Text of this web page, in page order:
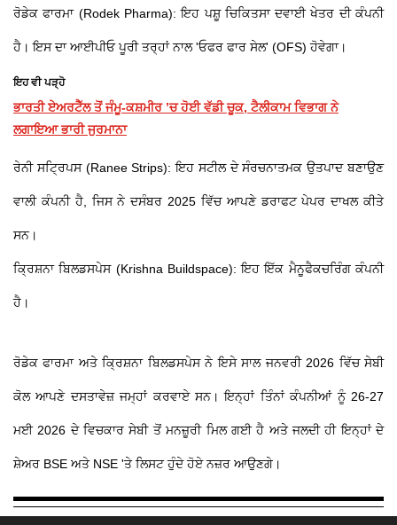
ਰੋਡੇਕ ਫਾਰਮਾ (Rodek Pharma): ਇਹ ਪਸ਼ੂ ਚਿਕਿਤਸਾ ਦਵਾਈ ਖੇਤਰ ਦੀ ਕੰਪਨੀ
ਹੈ। ਇਸ ਦਾ ਆਈਪੀਓ ਪੂਰੀ ਤਰ੍ਹਾਂ ਨਾਲ 'ਓਫਰ ਫਾਰ ਸੇਲ' (OFS) ਹੋਵੇਗਾ।
ਇਹ ਵੀ ਪੜ੍ਹੋ
ਭਾਰਤੀ ਏਅਰਟੈੱਲ ਤੋਂ ਜੰਮੂ-ਕਸ਼ਮੀਰ ’ਚ ਹੋਈ ਵੱਡੀ ਚੂਕ, ਟੈਲੀਕਾਮ ਵਿਭਾਗ ਨੇ
ਲਗਾਇਆ ਭਾਰੀ ਜੁਰਮਾਨਾ
ਰੇਨੀ ਸਟ੍ਰਿਪਸ (Ranee Strips): ਇਹ ਸਟੀਲ ਦੇ ਸੰਰਚਨਾਤਮਕ ਉਤਪਾਦ ਬਣਾਉਣ
ਵਾਲੀ ਕੰਪਨੀ ਹੈ, ਜਿਸ ਨੇ ਦਸੰਬਰ 2025 ਵਿੱਚ ਆਪਣੇ ਡਰਾਫਟ ਪੇਪਰ ਦਾਖਲ ਕੀਤੇ
ਸਨ।
ਕ੍ਰਿਸ਼ਨਾ ਬਿਲਡਸਪੇਸ (Krishna Buildspace): ਇਹ ਇੱਕ ਮੈਨੂਫੈਕਚਰਿੰਗ ਕੰਪਨੀ
ਹੈ।
ਰੋਡੇਕ ਫਾਰਮਾ ਅਤੇ ਕ੍ਰਿਸ਼ਨਾ ਬਿਲਡਸਪੇਸ ਨੇ ਇਸੇ ਸਾਲ ਜਨਵਰੀ 2026 ਵਿੱਚ ਸੇਬੀ
ਕੋਲ ਆਪਣੇ ਦਸਤਾਵੇਜ਼ ਜਮ੍ਹਾਂ ਕਰਵਾਏ ਸਨ। ਇਨ੍ਹਾਂ ਤਿੰਨਾਂ ਕੰਪਨੀਆਂ ਨੂੰ 26-27
ਮਈ 2026 ਦੇ ਵਿਚਕਾਰ ਸੇਬੀ ਤੋਂ ਮਨਜ਼ੂਰੀ ਮਿਲ ਗਈ ਹੈ ਅਤੇ ਜਲਦੀ ਹੀ ਇਨ੍ਹਾਂ ਦੇ
ਸ਼ੇਅਰ BSE ਅਤੇ NSE 'ਤੇ ਲਿਸਟ ਹੁੰਦੇ ਹੋਏ ਨਜ਼ਰ ਆਉਣਗੇ।